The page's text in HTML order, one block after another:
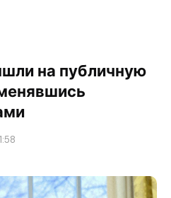
на публичную